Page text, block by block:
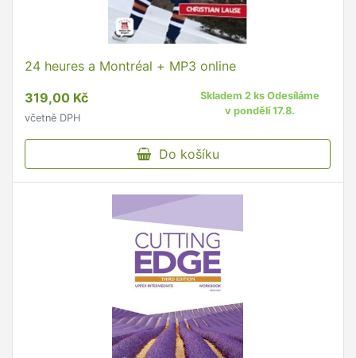
24 heures a Montréal + MP3 online
319,00 Kč
včetně DPH
Skladem 2 ks Odesíláme
v pondělí 17.8.
Do košíku